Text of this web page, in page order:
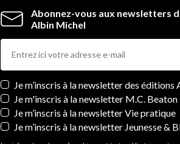
Abonnez-vous aux newsletters
Albin Michel
Newsletters
Je m’inscris à la newsletter des
Je m'inscris à la newsletter M.C. Beaton
Je m’inscris à la newsletter Vie pratique
Je m’inscris à la newsletter Jeunesse &